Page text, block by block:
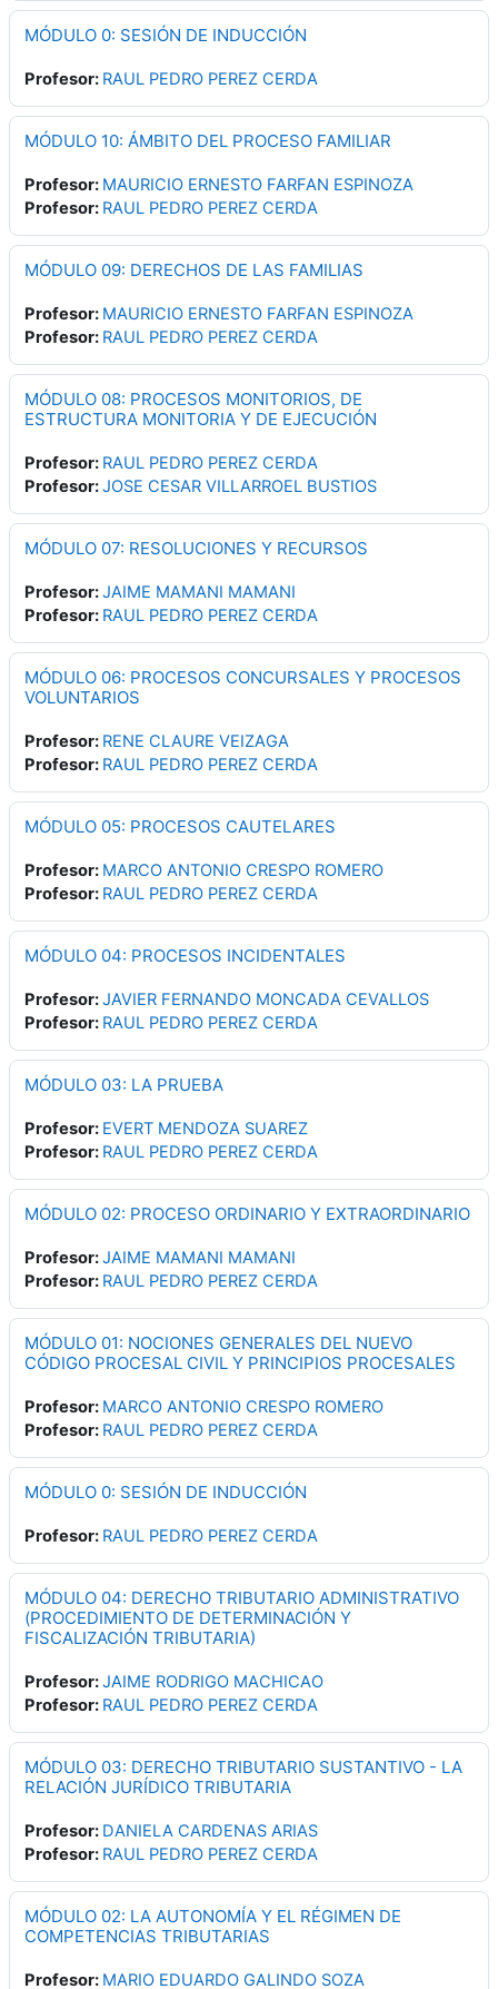
MÓDULO 0: SESIÓN DE INDUCCIÓN
Profesor: RAUL PEDRO PEREZ CERDA
MÓDULO 10: ÁMBITO DEL PROCESO FAMILIAR
Profesor: MAURICIO ERNESTO FARFAN ESPINOZA
Profesor: RAUL PEDRO PEREZ CERDA
MÓDULO 09: DERECHOS DE LAS FAMILIAS
Profesor: MAURICIO ERNESTO FARFAN ESPINOZA
Profesor: RAUL PEDRO PEREZ CERDA
MÓDULO 08: PROCESOS MONITORIOS, DE
ESTRUCTURA MONITORIA Y DE EJECUCIÓN
Profesor: RAUL PEDRO PEREZ CERDA
Profesor:JOSE CESAR VILLARROEL BUSTIOS
MÓDULO 07: RESOLUCIONES Y RECURSOS
Profesor:JAIME MAMANI MAMANI
Profesor: RAUL PEDRO PEREZ CERDA
MÓDULO 06: PROCESOS CONCURSALES Y PROCESOS
VOLUNTARIOS
Profesor: RENE CLAURE VEIZAGA
Profesor: RAUL PEDRO PEREZ CERDA
MÓDULO 05: PROCESOS CAUTELARES
Profesor: MARCO ANTONIO CRESPO ROMERO
Profesor: RAUL PEDRO PEREZ CERDA
MÓDULO 04: PROCESOS INCIDENTALES
Profesor:JAVIER FERNANDO MONCADA CEVALLOS
Profesor: RAUL PEDRO PEREZ CERDA
MÓDULO 03: LA PRUEBA
Profesor: EVERT MENDOZA SUAREZ
Profesor: RAUL PEDRO PEREZ CERDA
MÓDULO 02: PROCESO ORDINARIO Y EXTRAORDINARIO
Profesor:JAIME MAMANI MAMANI
Profesor: RAUL PEDRO PEREZ CERDA
MÓDULO 01: NOCIONES GENERALES DEL NUEVO
CÓDIGO PROCESAL CIVIL Y PRINCIPIOS PROCESALES
Profesor: MARCO ANTONIO CRESPO ROMERO
Profesor: RAUL PEDRO PEREZ CERDA
MÓDULO 0: SESIÓN DE INDUCCIÓN
Profesor: RAUL PEDRO PEREZ CERDA
MÓDULO 04: DERECHO TRIBUTARIO ADMINISTRATIVO
(PROCEDIMIENTO DE DETERMINACIÓN Y
FISCALIZACIÓN TRIBUTARIA)
Profesor:JAIME RODRIGO MACHICAO
Profesor: RAUL PEDRO PEREZ CERDA
MÓDULO 03: DERECHO TRIBUTARIO SUSTANTIVO - LA
RELACIÓN JURÍDICO TRIBUTARIA
Profesor: DANIELA CARDENAS ARIAS
Profesor: RAUL PEDRO PEREZ CERDA
MÓDULO 02: LA AUTONOMÍA Y EL RÉGIMEN DE
COMPETENCIAS TRIBUTARIAS
Profesor: MARIO EDUARDO GALINDO SOZA